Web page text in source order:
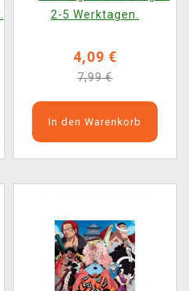
2-5 Werktagen.
4,09 €
7,99 €
In den Warenkorb